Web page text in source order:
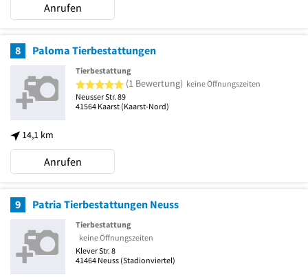
Anrufen
8 Paloma Tierbestattungen
14,1 km
Tierbestattung
5 von 5 Sternen
(1 Bewertung) keine Öffnungszeiten
Neusser Str. 89
41564 Kaarst (Kaarst-Nord)
Anrufen
9 Patria Tierbestattungen Neuss
Tierbestattung
keine Öffnungszeiten
Klever Str. 8
41464 Neuss (Stadionviertel)